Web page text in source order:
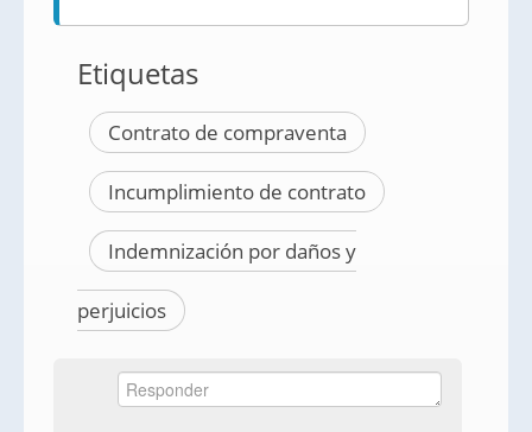
Etiquetas
Contrato de compraventa
Incumplimiento de contrato
Indemnización por daños y
perjuicios